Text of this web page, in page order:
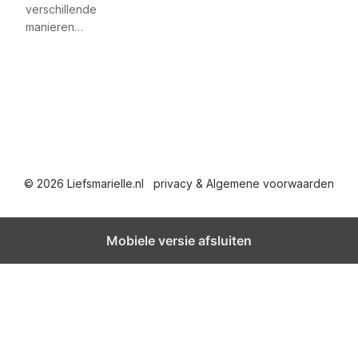
verschillende
manieren…
© 2026 Liefsmarielle.nl privacy & Algemene voorwaarden
Mobiele versie afsluiten